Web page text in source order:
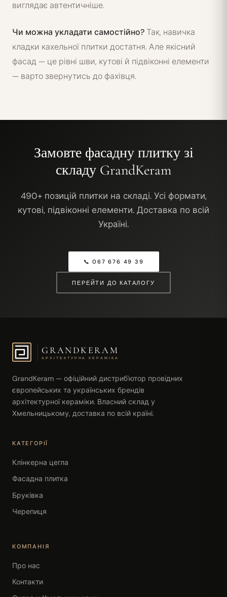
виглядає автентичніше.
Чи можна укладати самостійно? Так, навичка
кладки кахельної плитки достатня. Але якісний
фасад — це рівні шви, кутові й підвіконні елементи
— варто звернутись до фахівця.
Замовте фасадну плитку зі
складу GrandKeram
490+позицій плитки на складі. Усі формати,
кутові, підвіконні елементи. Доставка по всій
Україні.
📞 067 676 49 39
ПЕРЕЙТИ ДО КАТАЛОГУ
GRANDKERAM
АРХІТЕКТУРНА КЕРАМІКА
GrandKeram — офіційний дистриб'ютор провідних
європейських та українських брендів
архітектурної кераміки. Власний склад у
Хмельницькому, доставка по всій країні.
КАТЕГОРІЇ
Клінкерна цегла
Фасадна плитка
Бруківка
Черепиця
КОМПАНІЯ
Про нас
Контакти